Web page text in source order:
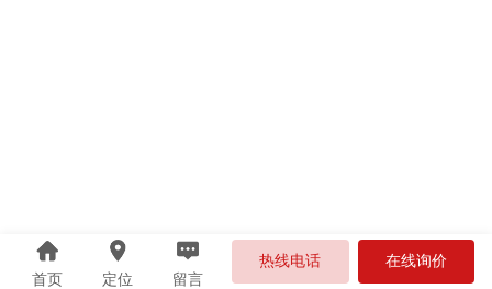
首页 定位 留言
热线电话 在线询价